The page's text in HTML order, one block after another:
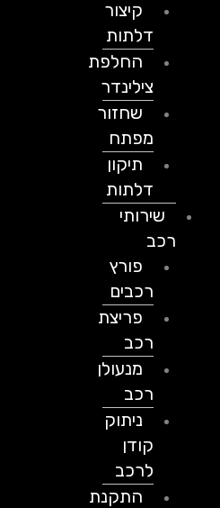
קיצור
דלתות
החלפת
צילינדר
שחזור
מפתח
תיקון
דלתות
שירותי
פורץ
רכבים
פריצת
מנעולן
ניתוק
לרכב
התקנת